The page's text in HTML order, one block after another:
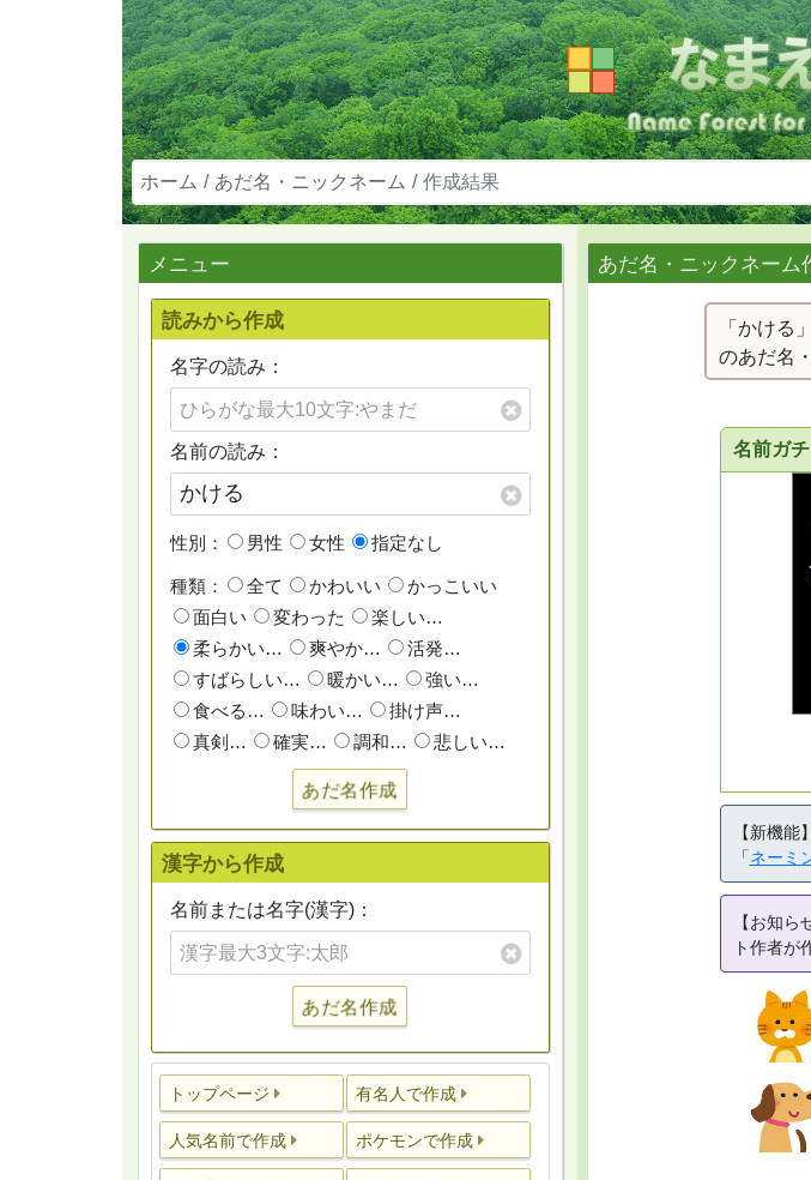
ホーム あだ名・ニックネーム 作成結果
メニュー
読みから作成
名字の読み：
名前の読み：
性別： 男性 女性 指定なし
種類： 全て かわいい
かっこいい
面白い
変わった
楽しい…
柔らかい…
爽やか…
活発…
すばらしい…
暖かい…
強い…
食べる…
味わい…
掛け声…
真剣…
確実… 調和… 悲しい…
あだ名作成
漢字から作成
名前または名字(漢字)：
あだ名作成
トップページ 有名人で作成
人気名前で作成 ポケモンで作成
あだ名・ニックネーム
「かける
のあだ名
名前ガ
【新機能
「ネーミ
【お知
ト作者が